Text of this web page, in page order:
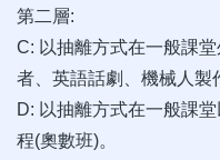
第二層:
C: 以抽離方式在一般課
者、英語話劇、機械人製
D: 以抽離方式在一般課
程(奧數班)。